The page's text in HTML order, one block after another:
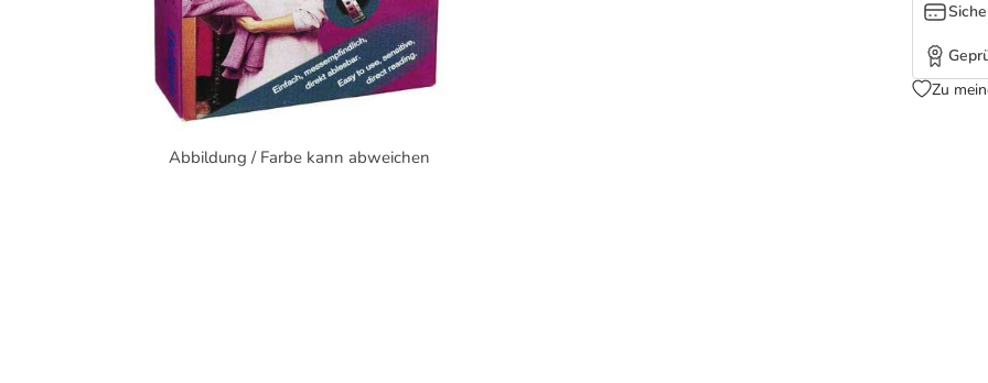
Abbildung / Farbe kann abweichen
Zu